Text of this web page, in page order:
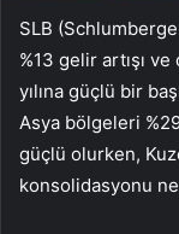
SLB
%13 gelir artışı
yılına güçlü bir
Asya bölgeleri
güçlü olurken,
konsolidasyonu